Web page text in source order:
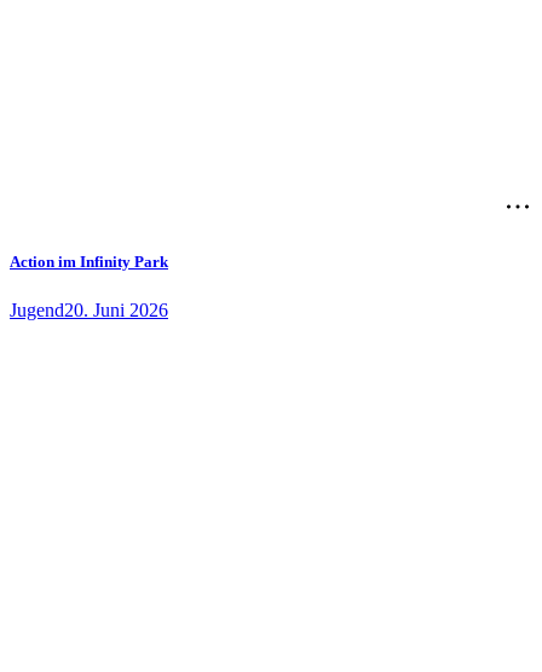
Action im Infinity Park
Jugend20. Juni 2026